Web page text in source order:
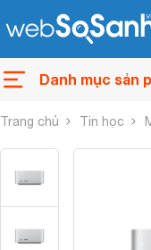
Danh mục sản
Trang chủ Tin học